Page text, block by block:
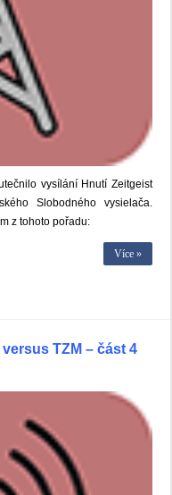
vysílání Hnutí Zeitgeist
Slobodného vysielača.
z tohoto pořadu:
Více »
TZM – část 4